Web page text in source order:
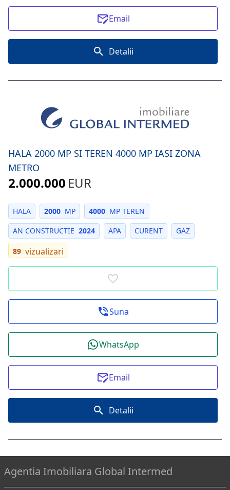
Email
Detalii
HALA 2000 MP SI TEREN 4000 MP IASI ZONA
METRO
2.000.000 EUR
HALA MP
2000 MP TEREN
4000
AN CONSTRUCTIE 2024 APA CURENT GAZ
vizualizari
89
Suna
WhatsApp
Email
Detalii
Agentia Imobiliara Global Intermed